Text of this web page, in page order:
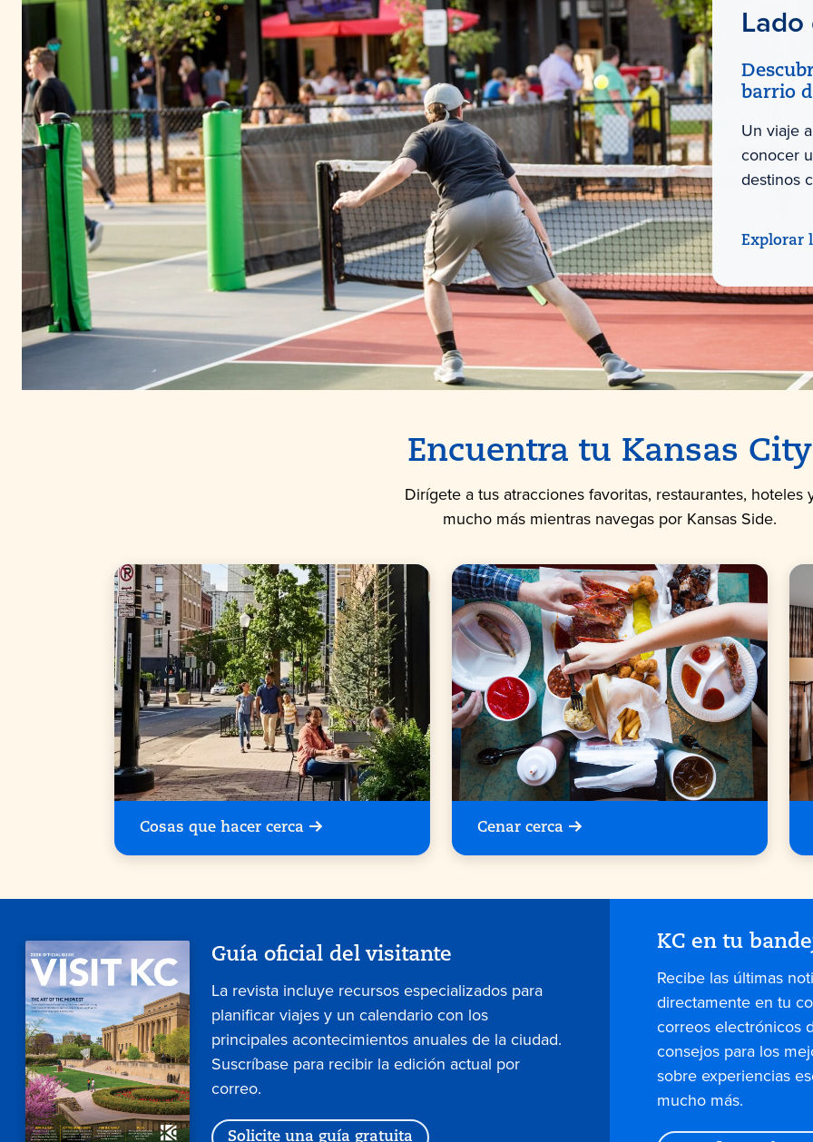
barrio
Un viaje
conocer
destinos
Explorar
Encuentra tu Kansas City
Dirígete a tus atracciones favoritas, restaurantes, hoteles
mucho más mientras navegas por Kansas Side.
Cosas que hacer cerca Cenar cerca
Guía oficial del visitante
La revista incluye recursos especializados para
planificar viajes y un calendario con los
principales acontecimientos anuales de la ciudad.
Suscríbase para recibir la edición actual por
correo.
Solicite una guía gratuita
KC en tu
Recibe las últimas
directamente en tu
correos electrónicos
consejos para los
sobre experiencias
mucho más.